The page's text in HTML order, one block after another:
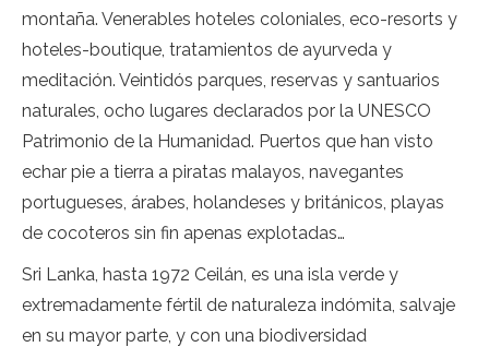
montaña. Venerables hoteles coloniales, eco-resorts y
hoteles-boutique, tratamientos de ayurveda y
meditación. Veintidós parques, reservas y santuarios
naturales, ocho lugares declarados por la UNESCO
Patrimonio de la Humanidad. Puertos que han visto
echar pie a tierra a piratas malayos, navegantes
portugueses, árabes, holandeses y británicos, playas
de cocoteros sin fin apenas explotadas…
Sri Lanka, hasta 1972 Ceilán, es una isla verde y
extremadamente fértil de naturaleza indómita, salvaje
en su mayor parte, y con una biodiversidad